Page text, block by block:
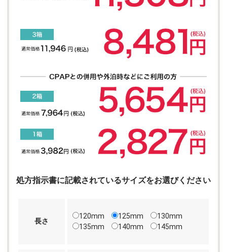
処方指示書に記載されているサイズをお選びください
長さ
120mm 125mm
130mm
135mm
140mm 145mm